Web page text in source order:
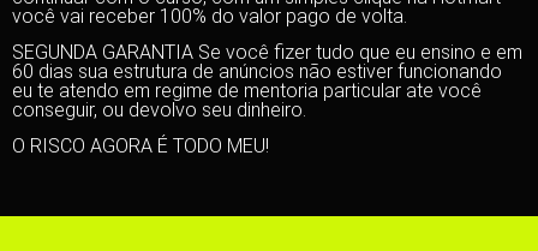
você vai receber 100% do valor pago de volta.
SEGUNDA GARANTIA Se você fizer tudo que eu ensino e em
60 dias sua estrutura de anúncios não estiver funcionando
eu te atendo em regime de mentoria particular ate você
conseguir, ou devolvo seu dinheiro.
O RISCO AGORA É TODO MEU!